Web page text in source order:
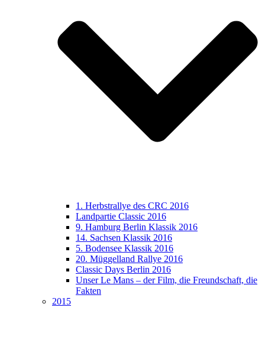
1. Herbstrallye des CRC 2016
Landpartie Classic 2016
9. Hamburg Berlin Klassik 2016
14. Sachsen Klassik 2016
5. Bodensee Klassik 2016
20. Müggelland Rallye 2016
Classic Days Berlin 2016
Unser Le Mans – der Film, die Freundschaft, die
Fakten
2015